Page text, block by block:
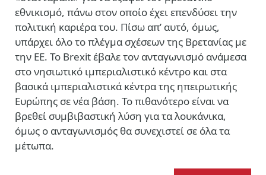
εθνικισμό, πάνω στον οποίο έχει επενδύσει την
πολιτική καριέρα του. Πίσω απ’ αυτό, όμως,
υπάρχει όλο το πλέγμα σχέσεων της Βρετανίας με
την ΕΕ. Το Brexit έβαλε τον ανταγωνισμό ανάμεσα
στο νησιωτικό ιμπεριαλιστικό κέντρο και στα
βασικά ιμπεριαλιστικά κέντρα της ηπειρωτικής
Ευρώπης σε νέα βάση. Το πιθανότερο είναι να
βρεθεί συμβιβαστική λύση για τα λουκάνικα,
όμως ο ανταγωνισμός θα συνεχιστεί σε όλα τα
μέτωπα.